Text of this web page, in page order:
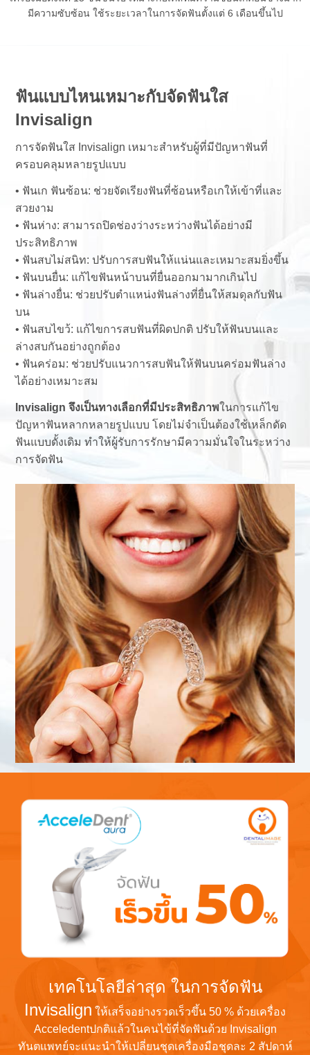
มีความซับซ้อน ใช้ระยะเวลาในการจัดฟันตั้งแต่ 6 เดือนขึ้นไป
ฟันแบบไหนเหมาะกับจัดฟันใส
Invisalign
การจัดฟันใส Invisalign เหมาะสำหรับผู้ที่มีปัญหาฟันที่
ครอบคลุมหลายรูปแบบ
• ฟันเก ฟันซ้อน: ช่วยจัดเรียงฟันที่ซ้อนหรือเกให้เข้าที่และ
สวยงาม
• ฟันห่าง: สามารถปิดช่องว่างระหว่างฟันได้อย่างมี
ประสิทธิภาพ
• ฟันสบไม่สนิท: ปรับการสบฟันให้แน่นและเหมาะสมยิ่งขึ้น
• ฟันบนยื่น: แก้ไขฟันหน้าบนที่ยื่นออกมามากเกินไป
• ฟันล่างยื่น: ช่วยปรับตำแหน่งฟันล่างที่ยื่นให้สมดุลกับฟัน
บน
• ฟันสบไขว้: แก้ไขการสบฟันที่ผิดปกติ ปรับให้ฟันบนและ
ล่างสบกันอย่างถูกต้อง
• ฟันคร่อม: ช่วยปรับแนวการสบฟันให้ฟันบนคร่อมฟันล่าง
ได้อย่างเหมาะสม
Invisalign จึงเป็นทางเลือกที่มีประสิทธิภาพในการแก้ไข
ปัญหาฟันหลากหลายรูปแบบ โดยไม่จำเป็นต้องใช้เหล็กดัด
ฟันแบบดั้งเดิม ทำให้ผู้รับการรักษามีความมั่นใจในระหว่าง
การจัดฟัน
เทคโนโลยีล่าสุด ในการจัดฟัน
Invisalign ให้เสร็จอย่างรวดเร็วขึ้น 50 % ด้วยเครื่อง
Acceledentปกติแล้วในคนไข้ที่จัดฟันด้วย Invisalign
ทันตแพทย์จะแนะนำให้เปลี่ยนชุดเครื่องมือชุดละ 2 สัปดาห์